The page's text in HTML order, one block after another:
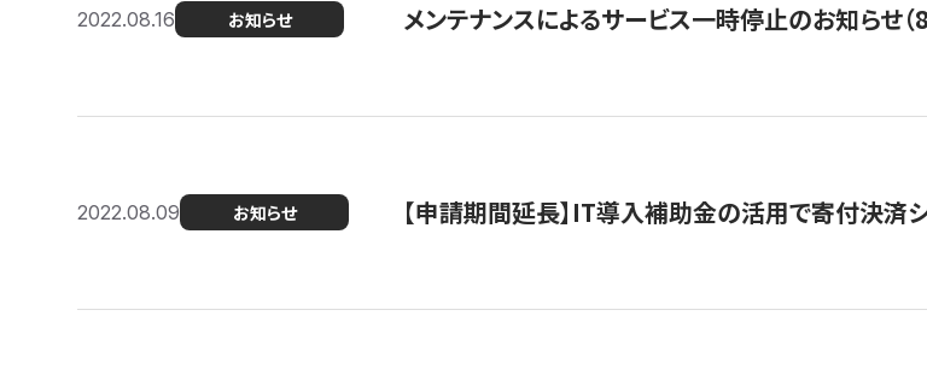
2022.08.16 お知らせ メンテナンスによるサービス一時停止のお知らせ
2022.08.09 お知らせ 【申請期間延長】IT導入補助金の活用で寄付決済